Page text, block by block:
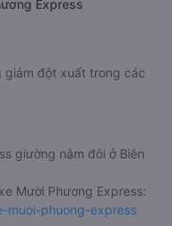
Express
giảm đột xuất trong các
giường nằm đôi ở Biên
Mười Phương Express:
muoi-phuong-express